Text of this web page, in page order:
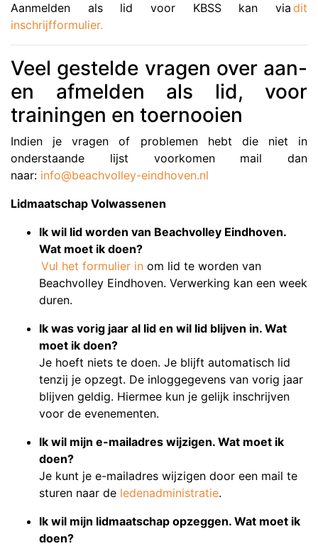
Aanmelden als lid voor KBSS kan via dit
inschrijfformulier.
Veel gestelde vragen over aan-
en afmelden als lid, voor
trainingen en toernooien
Indien je vragen of problemen hebt die niet in
onderstaande lijst voorkomen mail dan
naar: info@beachvolley-eindhoven.nl
Lidmaatschap Volwassenen
Ik wil lid worden van Beachvolley Eindhoven.
Wat moet ik doen?
Vul het formulier in om lid te worden van
Beachvolley Eindhoven. Verwerking kan een week
duren.
Ik was vorig jaar al lid en wil lid blijven in. Wat
moet ik doen?
Je hoeft niets te doen. Je blijft automatisch lid
tenzij je opzegt. De inloggegevens van vorig jaar
blijven geldig. Hiermee kun je gelijk inschrijven
voor de evenementen.
Ik wil mijn e-mailadres wijzigen. Wat moet ik
doen?
Je kunt je e-mailadres wijzigen door een mail te
sturen naar de ledenadministratie.
Ik wil mijn lidmaatschap opzeggen. Wat moet ik
doen?